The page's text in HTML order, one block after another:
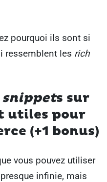
pourquoi ils sont si
ressemblent les rich
s sur
utiles pour
(+1 bonus)
vous pouvez utiliser
infinie, mais